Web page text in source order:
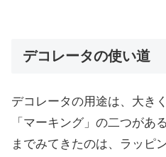
デコレータの使い道
デコレータの用途は、大き
「マーキング」の二つがあ
までみてきたのは、ラッピ